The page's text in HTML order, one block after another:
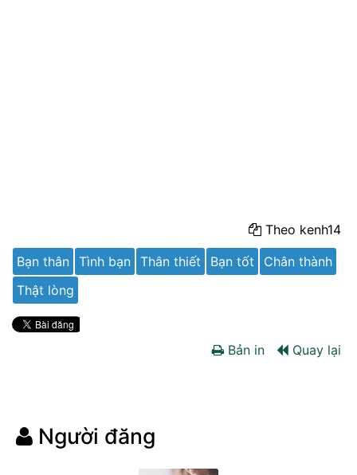
Theo kenh14
Bạn thân Tình bạn Thân thiết Bạn tốt
Chân thành
Thật lòng
Bản in Quay lại
Người đăng